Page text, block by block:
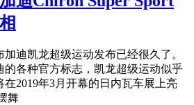
加迪凯龙超级运动发布已经很久了。
的各种官方标志，凯龙超级运动似乎
2019年3月开幕的日内瓦车展上亮
舞